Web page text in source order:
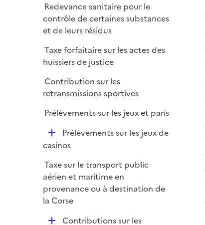
Redevance sanitaire pour le
contrôle de certaines substances
et de leurs résidus
Taxe forfaitaire sur les actes des
huissiers de justice
Contribution sur les
retransmissions sportives
Prélèvements sur les jeux et paris
D
é
l
i
e
r
Prélèvements sur les jeux de
casinos
Taxe sur le transport public
aérien et maritime en
provenance ou à destination de
la Corse
DContributions sur les